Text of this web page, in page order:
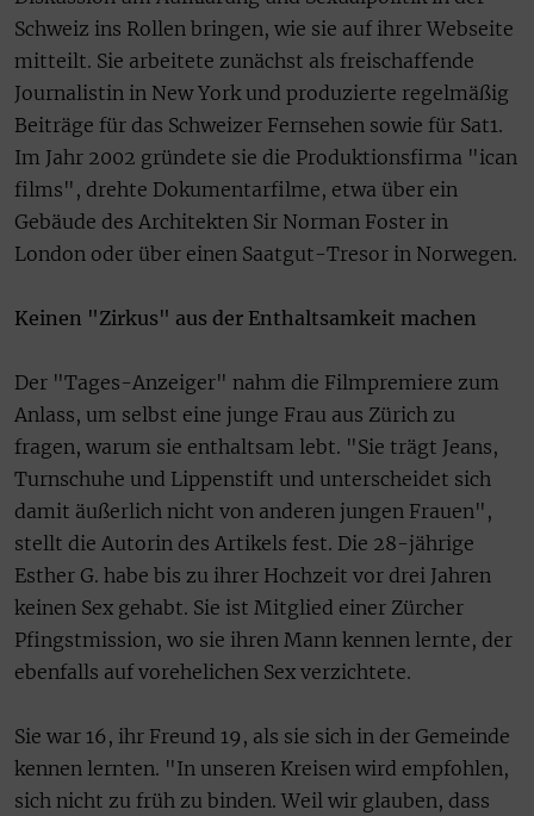
Schweiz ins Rollen bringen, wie sie auf ihrer Webseite
mitteilt. Sie arbeitete zunächst als freischaffende
Journalistin in New York und produzierte regelmäßig
Beiträge für das Schweizer Fernsehen sowie für Sat1.
Im Jahr 2002 gründete sie die Produktionsfirma "ican
films", drehte Dokumentarfilme, etwa über ein
Gebäude des Architekten Sir Norman Foster in
London oder über einen Saatgut-Tresor in Norwegen.
Keinen "Zirkus" aus der Enthaltsamkeit machen
Der "Tages-Anzeiger" nahm die Filmpremiere zum
Anlass, um selbst eine junge Frau aus Zürich zu
fragen, warum sie enthaltsam lebt. "Sie trägt Jeans,
Turnschuhe und Lippenstift und unterscheidet sich
damit äußerlich nicht von anderen jungen Frauen",
stellt die Autorin des Artikels fest. Die 28-jährige
Esther G. habe bis zu ihrer Hochzeit vor drei Jahren
keinen Sex gehabt. Sie ist Mitglied einer Zürcher
Pfingstmission, wo sie ihren Mann kennen lernte, der
ebenfalls auf vorehelichen Sex verzichtete.
Sie war 16, ihr Freund 19, als sie sich in der Gemeinde
kennen lernten. "In unseren Kreisen wird empfohlen,
sich nicht zu früh zu binden. Weil wir glauben, dass